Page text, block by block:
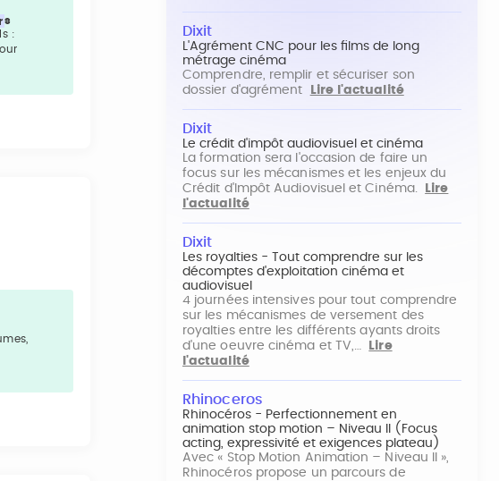
s
:
Dixit
L'Agrément CNC pour les films de long
métrage cinéma
Comprendre, remplir et sécuriser son
dossier d'agrément
Lire l'actualité
Dixit
Le crédit d'impôt audiovisuel et cinéma
La formation sera l'occasion de faire un
focus sur les mécanismes et les enjeux du
Crédit d'Impôt Audiovisuel et Cinéma.
Lire
l'actualité
Dixit
Les royalties - Tout comprendre sur les
décomptes d'exploitation cinéma et
audiovisuel
4 journées intensives pour tout comprendre
sur les mécanismes de versement des
royalties entre les différents ayants droits
d'une oeuvre cinéma et TV,…
Lire
l'actualité
Rhinoceros
Rhinocéros - Perfectionnement en
animation stop motion – Niveau II (Focus
acting, expressivité et exigences plateau)
Avec « Stop Motion Animation – Niveau II »,
Rhinocéros propose un parcours de